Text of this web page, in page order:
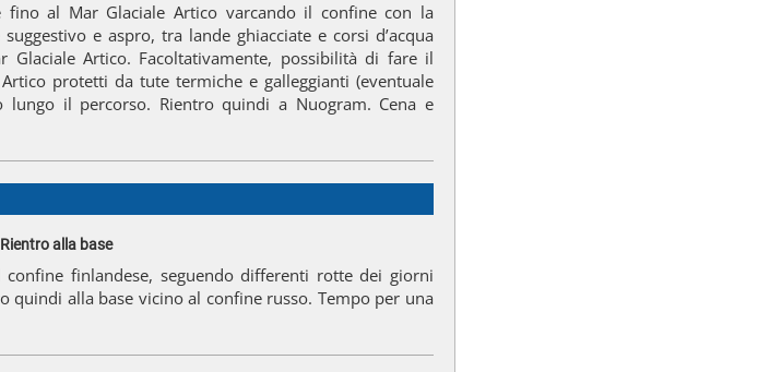
fino al Mar Glaciale Artico varcando il confine con la
e aspro, tra lande ghiacciate e corsi d’acqua
Artico. Facoltativamente, possibilità di fare il
protetti da tute termiche e galleggianti (eventuale
lungo il percorso. Rientro quindi a Nuogram. Cena e
alla base
finlandese, seguendo differenti rotte dei giorni
quindi alla base vicino al confine russo. Tempo per una